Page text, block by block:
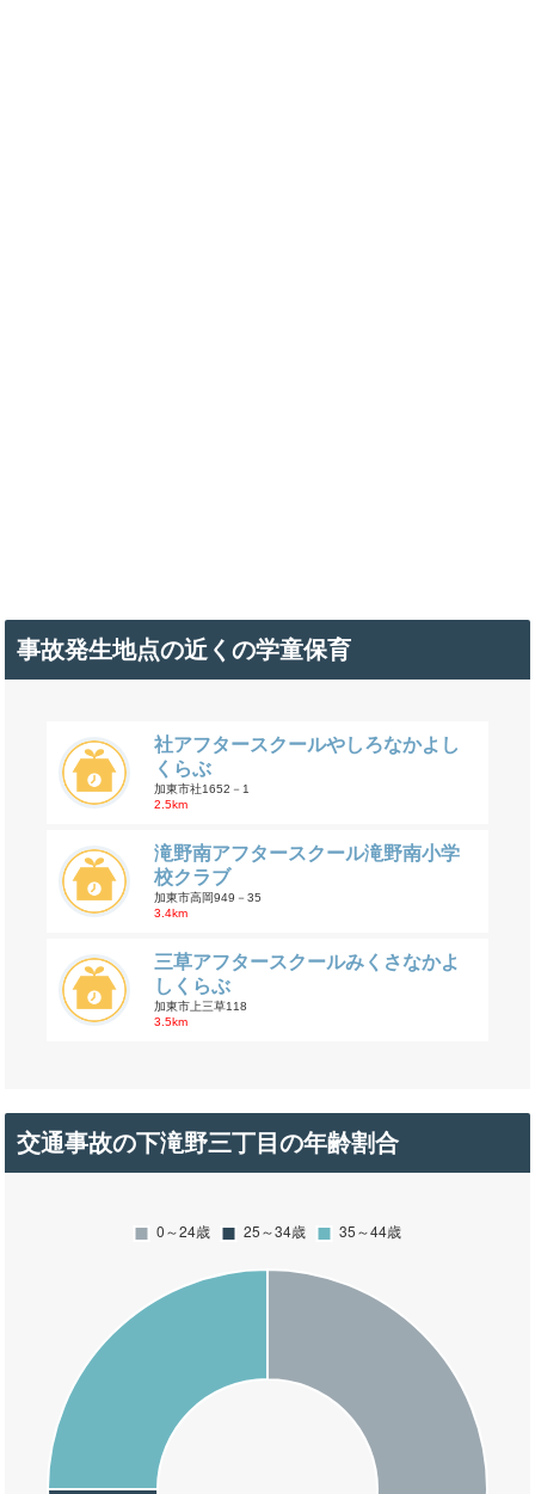
事故発生地点の近くの学童保育
社アフタースクールやしろなかよし
くらぶ
加東市社1652－1
2.5km
滝野南アフタースクール滝野南小学
校クラブ
加東市高岡949－35
3.4km
三草アフタースクールみくさなかよ
しくらぶ
加東市上三草118
3.5km
交通事故の下滝野三丁目の年齢割合